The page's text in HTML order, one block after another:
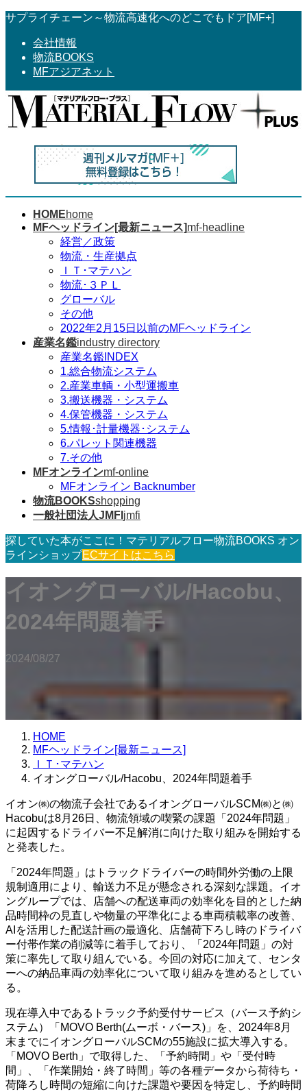
コ
へ
ス
ナ
ョ
ン
サプライチェーン～物流高速化へのどこでもドア[MF+]
会社情報
物流BOOKS
MFアジアネット
HOMEhome
MFヘッドライン[最新ニュース]mf-headline
経営／政策
物流・生産拠点
ＩＴ･マテハン
物流･３ＰＬ
グローバル
その他
2022年2月15日以前のMFヘッドライン
産業名鑑industry directory
産業名鑑INDEX
1.総合物流システム
2.産業車輌・小型運搬車
3.搬送機器・システム
4.保管機器・システム
5.情報･計量機器･システム
6.パレット関連機器
7.その他
MFオンラインmf-online
MFオンライン Backnumber
物流BOOKSshopping
一般社団法人JMFI jmfi
探していた本がここに！マテリアルフロー物流BOOKS オン
ラインショップECサイトはこちら
イオングローバル/Hacobu、
2024年問題着手
2024/08/27
HOME
MFヘッドライン[最新ニュース]
ＩＴ･マテハン
イオングローバル/Hacobu、2024年問題着手
イオン㈱の物流子会社であるイオングローバルSCM㈱と㈱
Hacobuは8月26日、物流領域の喫緊の課題「2024年問題」
に起因するドライバー不足解消に向けた取り組みを開始する
と発表した。
「2024年問題」はトラックドライバーの時間外労働の上限
規制適用により、輸送力不足が懸念される深刻な課題。イオ
ングループでは、店舗への配送車両の効率化を目的とした納
品時間枠の見直しや物量の平準化による車両積載率の改善、
AIを活用した配送計画の最適化、店舗荷下ろし時のドライバ
ー付帯作業の削減等に着手しており、「2024年問題」の対
策に率先して取り組んでいる。今回の対応に加えて、センタ
ーへの納品車両の効率化について取り組みを進めるとしてい
る。
現在導入中であるトラック予約受付サービス（バース予約シ
ステム）「MOVO Berth(ムーボ・バース)」を、2024年8月
末までにイオングローバルSCMの55施設に拡大導入する。
「MOVO Berth」で取得した、「予約時間」や「受付時
間」、「作業開始・終了時間」等の各種データから荷待ち・
荷降ろし時間の短縮に向けた課題や要因を特定し、予約時間